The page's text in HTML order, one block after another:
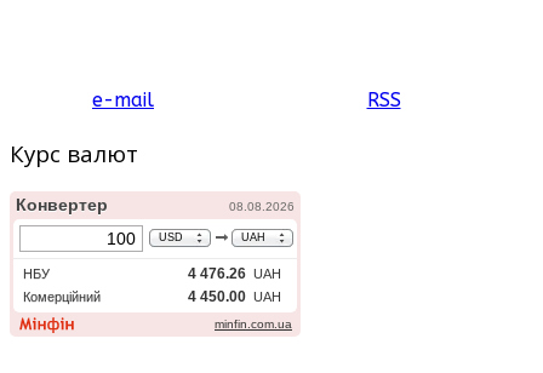
e-mail RSS
Курс валют